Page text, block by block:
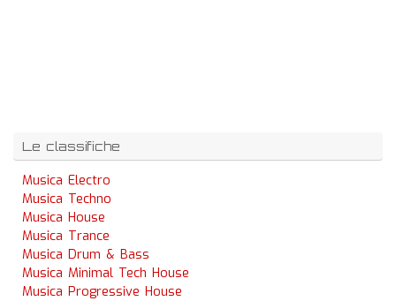
Le classifiche
Musica Electro
Musica Techno
Musica House
Musica Trance
Musica Drum & Bass
Musica Minimal Tech House
Musica Progressive House